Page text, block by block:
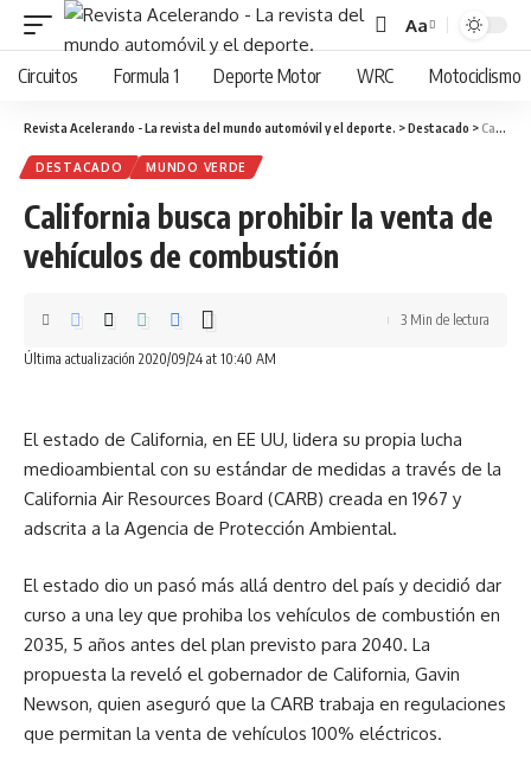
Cambiar
tamaño
fuente
Aa
Circuitos Formula 1 Deporte Motor WRC Motociclismo
Revista Acelerando - La revista del mundo automóvil y el deporte. >Destacado >California busca prohibir la venta de vehículos de combustión
DESTACADO MUNDO VERDE
California busca prohibir la venta de
vehículos de combustión
Última actualización 2020/09/24 at 10:40 AM
3 Min de lectura
El estado de California, en EE UU, lidera su propia lucha
medioambiental con su estándar de medidas a través de la
California Air Resources Board (CARB) creada en 1967 y
adscrita a la Agencia de Protección Ambiental.
El estado dio un pasó más allá dentro del país y decidió dar
curso a una ley que prohiba los vehículos de combustión en
2035, 5 años antes del plan previsto para 2040. La
propuesta la reveló el gobernador de California, Gavin
Newson, quien aseguró que la CARB trabaja en regulaciones
que permitan la venta de vehículos 100% eléctricos.